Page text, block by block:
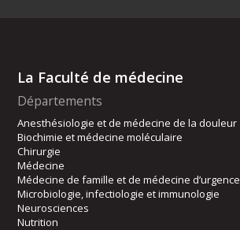
La Faculté de médecine
Départements
Anesthésiologie et de médecine de la douleur
Biochimie et médecine moléculaire
Chirurgie
Médecine
Médecine de famille et de médecine d’urgence
Microbiologie, infectiologie et immunologie
Neurosciences
Nutrition